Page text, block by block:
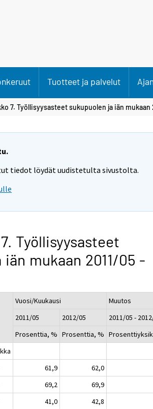
Tuotteet ja palvelut
7. Työllisyysasteet sukupuolen ja iän mukaan
tiedot löydät uudistetulta sivustolta.
Työllisyysasteet
mukaan 2011/05 -
Vuosi/Kuukausi
Muutos
2011/05
2012/05
2011/05 -
Prosenttia, % Prosenttia, %
61,9 62,0
69,2 69,9
41,0 42,8